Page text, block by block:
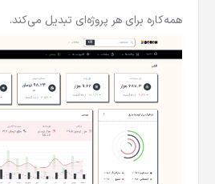
همه‌کاره برای هر پروژه‌ای تبدیل می‌کند.